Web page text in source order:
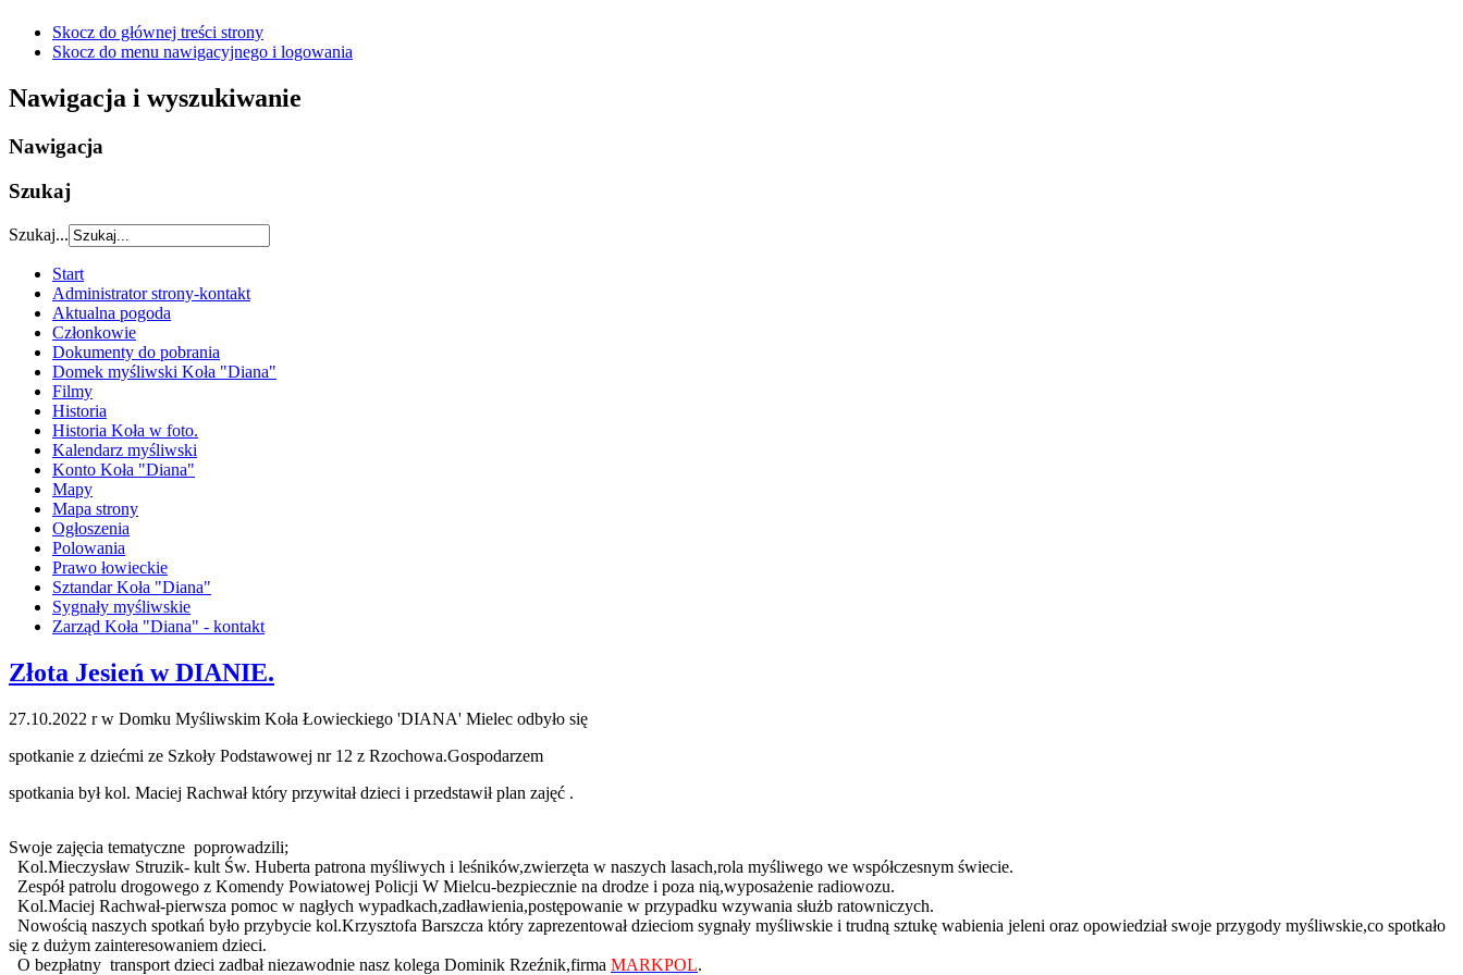
Skocz do głównej treści strony
Skocz do menu nawigacyjnego i logowania
Nawigacja i wyszukiwanie
Nawigacja
Szukaj
Szukaj...
Start
Administrator strony-kontakt
Aktualna pogoda
Członkowie
Dokumenty do pobrania
Domek myśliwski Koła "Diana"
Filmy
Historia
Historia Koła w foto.
Kalendarz myśliwski
Konto Koła "Diana"
Mapy
Mapa strony
Ogłoszenia
Polowania
Prawo łowieckie
Sztandar Koła "Diana"
Sygnały myśliwskie
Zarząd Koła "Diana" - kontakt
Złota Jesień w DIANIE.
27.10.2022 r w Domku Myśliwskim Koła Łowieckiego 'DIANA' Mielec odbyło się
spotkanie z dziećmi ze Szkoły Podstawowej nr 12 z Rzochowa.Gospodarzem
spotkania był kol. Maciej Rachwał który przywitał dzieci i przedstawił plan zajęć .
Swoje zajęcia tematyczne poprowadzili;
Kol.Mieczysław Struzik- kult Św. Huberta patrona myśliwych i leśników,zwierzęta w naszych lasach,rola myśliwego we współczesnym świecie.
Zespół patrolu drogowego z Komendy Powiatowej Policji W Mielcu-bezpiecznie na drodze i poza nią,wyposażenie radiowozu.
Kol.Maciej Rachwał-pierwsza pomoc w nagłych wypadkach,zadławienia,postępowanie w przypadku wzywania służb ratowniczych.
Nowością naszych spotkań było przybycie kol.Krzysztofa Barszcza który zaprezentował dzieciom sygnały myśliwskie i trudną sztukę wabienia jeleni oraz opowiedział swoje przygody myśliwskie,co spotkało
się z dużym zainteresowaniem dzieci.
O bezpłatny transport dzieci zadbał niezawodnie nasz kolega Dominik Rzeźnik,firma MARKPOL.